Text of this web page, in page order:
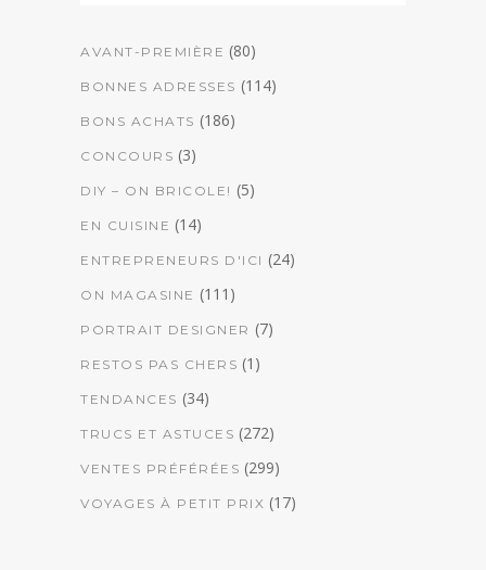
AVANT-PREMIÈRE (80)
BONNES ADRESSES (114)
BONS ACHATS (186)
CONCOURS (3)
DIY – ON BRICOLE! (5)
EN CUISINE (14)
ENTREPRENEURS D'ICI (24)
ON MAGASINE (111)
PORTRAIT DESIGNER (7)
RESTOS PAS CHERS (1)
TENDANCES (34)
TRUCS ET ASTUCES (272)
VENTES PRÉFÉRÉES (299)
VOYAGES À PETIT PRIX (17)